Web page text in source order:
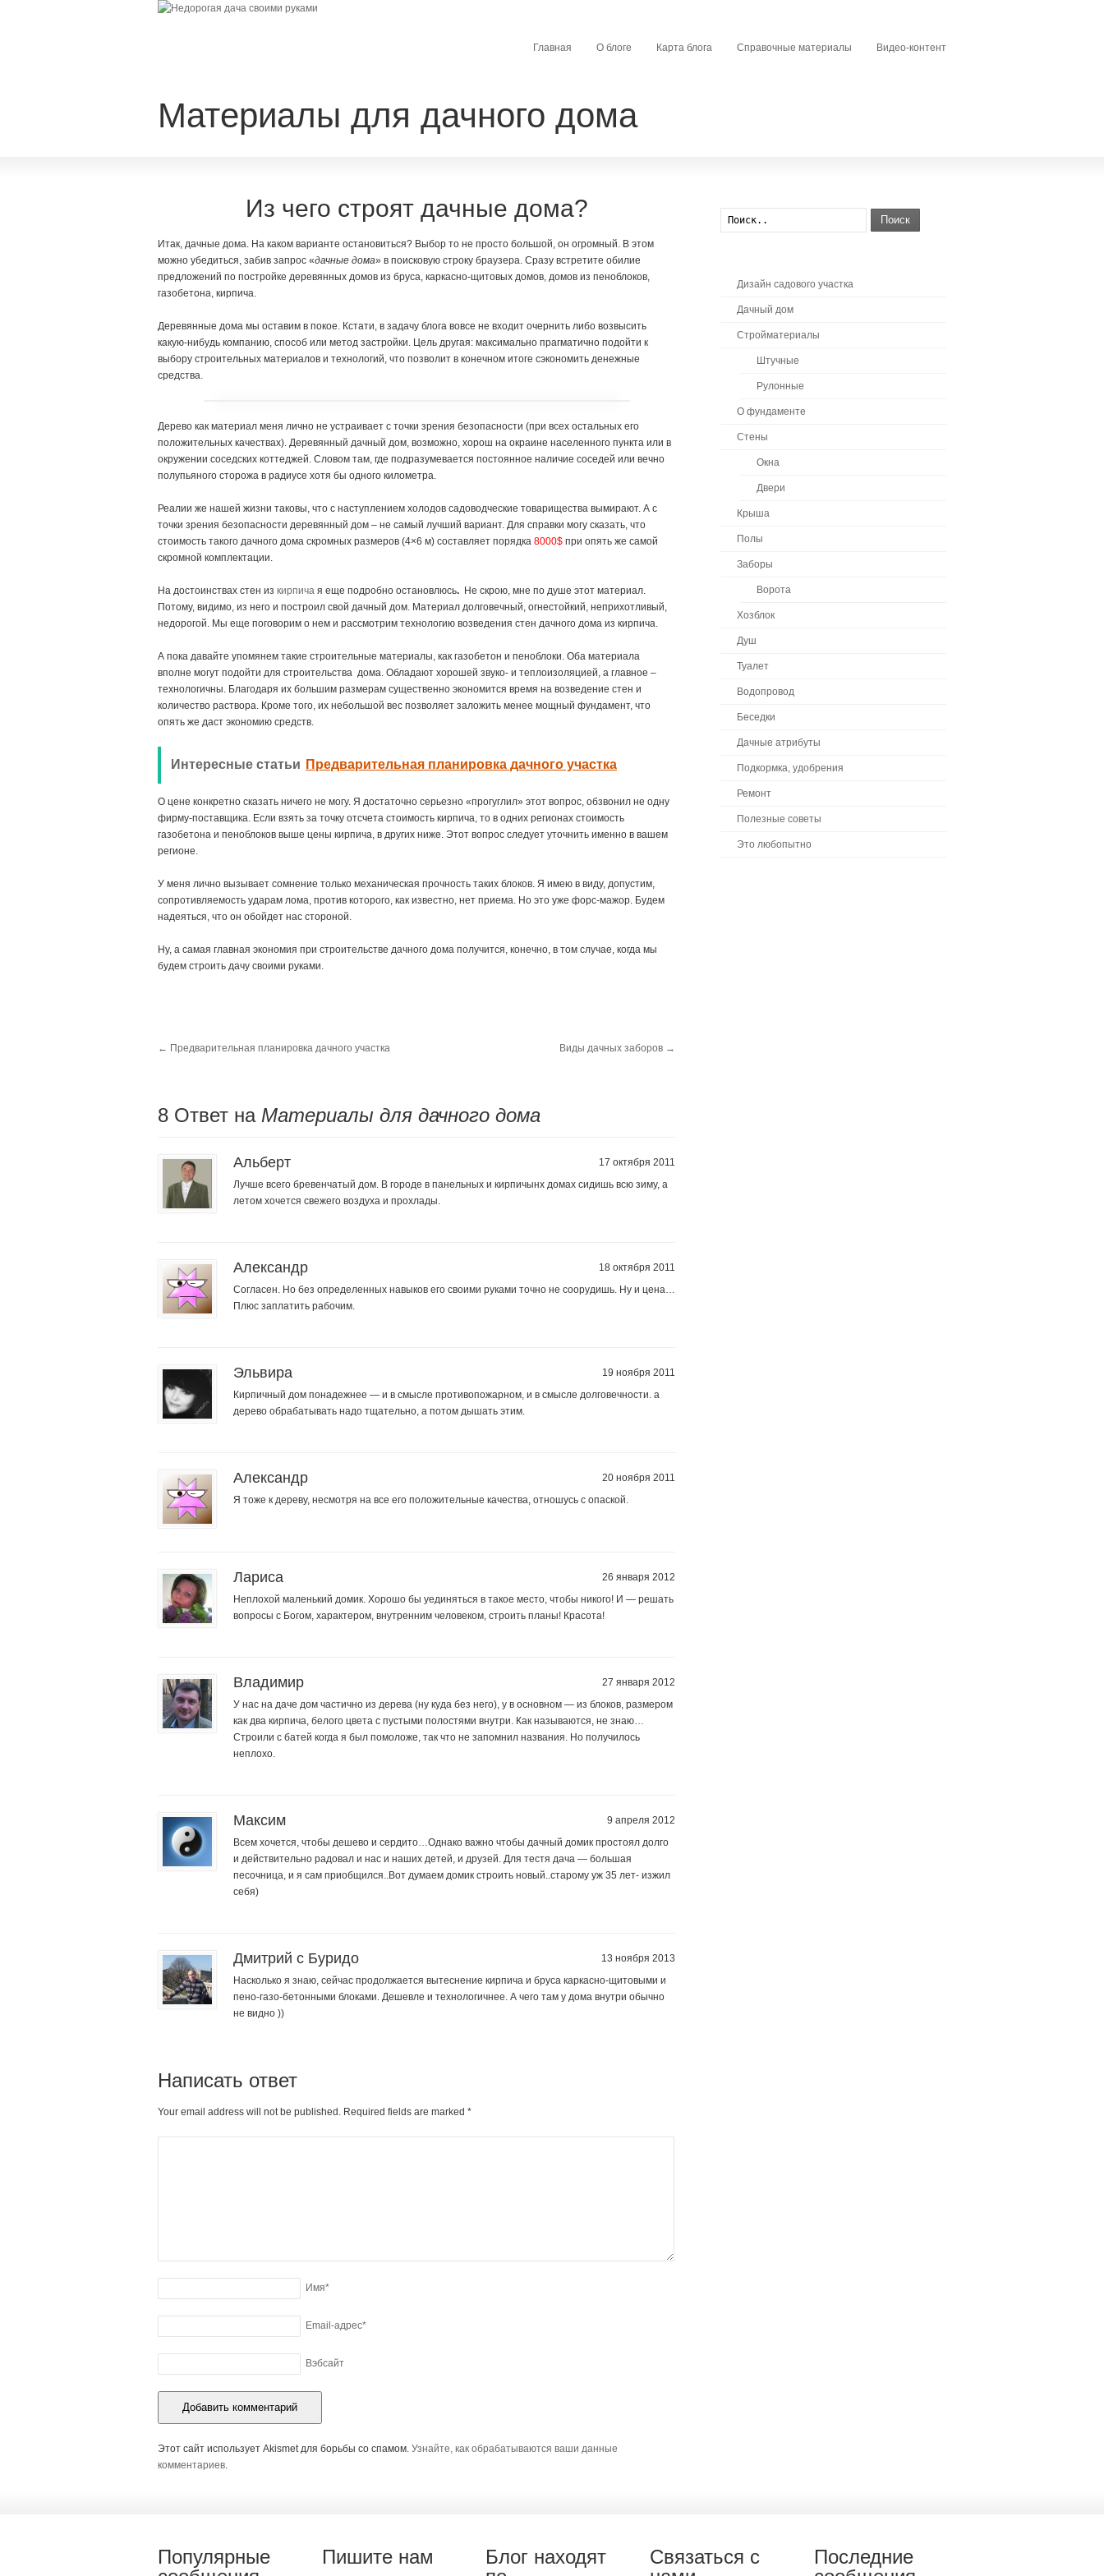
Главная О блоге Карта блога Справочные материалы Видео-контент
Материалы для дачного дома
Из чего строят дачные дома?
Итак, дачные дома. На каком варианте остановиться? Выбор то не просто большой, он огромный. В этом
можно убедиться, забив запрос «дачные дома» в поисковую строку браузера. Сразу встретите обилие
предложений по постройке деревянных домов из бруса, каркасно-щитовых домов, домов из пеноблоков,
газобетона, кирпича.
Деревянные дома мы оставим в покое. Кстати, в задачу блога вовсе не входит очернить либо возвысить
какую-нибудь компанию, способ или метод застройки. Цель другая: максимально прагматично подойти к
выбору строительных материалов и технологий, что позволит в конечном итоге сэкономить денежные
средства.
Дерево как материал меня лично не устраивает с точки зрения безопасности (при всех остальных его
положительных качествах). Деревянный дачный дом, возможно, хорош на окраине населенного пункта или в
окружении соседских коттеджей. Словом там, где подразумевается постоянное наличие соседей или вечно
полупьяного сторожа в радиусе хотя бы одного километра.
Реалии же нашей жизни таковы, что с наступлением холодов садоводческие товарищества вымирают. А с
точки зрения безопасности деревянный дом – не самый лучший вариант. Для справки могу сказать, что
стоимость такого дачного дома скромных размеров (4×6 м) составляет порядка 8000$ при опять же самой
скромной комплектации.
На достоинствах стен из кирпича я еще подробно остановлюсь. Не скрою, мне по душе этот материал.
Потому, видимо, из него и построил свой дачный дом. Материал долговечный, огнестойкий, неприхотливый,
недорогой. Мы еще поговорим о нем и рассмотрим технологию возведения стен дачного дома из кирпича.
А пока давайте упомянем такие строительные материалы, как газобетон и пеноблоки. Оба материала
вполне могут подойти для строительства дома. Обладают хорошей звуко- и теплоизоляцией, а главное –
технологичны. Благодаря их большим размерам существенно экономится время на возведение стен и
количество раствора. Кроме того, их небольшой вес позволяет заложить менее мощный фундамент, что
опять же даст экономию средств.
Интересные статьи Предварительная планировка дачного участка
О цене конкретно сказать ничего не могу. Я достаточно серьезно «прогуглил» этот вопрос, обзвонил не одну
фирму-поставщика. Если взять за точку отсчета стоимость кирпича, то в одних регионах стоимость
газобетона и пеноблоков выше цены кирпича, в других ниже. Этот вопрос следует уточнить именно в вашем
регионе.
У меня лично вызывает сомнение только механическая прочность таких блоков. Я имею в виду, допустим,
сопротивляемость ударам лома, против которого, как известно, нет приема. Но это уже форс-мажор. Будем
надеяться, что он обойдет нас стороной.
Ну, а самая главная экономия при строительстве дачного дома получится, конечно, в том случае, когда мы
будем строить дачу своими руками.
← Предварительная планировка дачного участка Виды дачных заборов →
8 Oтвет на Материалы для дачного дома
Альберт
17 октября 2011
Лучше всего бревенчатый дом. В городе в панельных и кирпичынх домах сидишь всю зиму, а
летом хочется свежего воздуха и прохлады.
Александр
18 октября 2011
Согласен. Но без определенных навыков его своими руками точно не соорудишь. Ну и цена…
Плюс заплатить рабочим.
Эльвира
19 ноября 2011
Кирпичный дом понадежнее — и в смысле противопожарном, и в смысле долговечности. а
дерево обрабатывать надо тщательно, а потом дышать этим.
Александр
20 ноября 2011
Я тоже к дереву, несмотря на все его положительные качества, отношусь с опаской.
Лариса
26 января 2012
Неплохой маленький домик. Хорошо бы уединяться в такое место, чтобы никого! И — решать
вопросы с Богом, характером, внутренним человеком, строить планы! Красота!
Владимир
27 января 2012
У нас на даче дом частично из дерева (ну куда без него), у в основном — из блоков, размером
как два кирпича, белого цвета с пустыми полостями внутри. Как называются, не знаю…
Строили с батей когда я был помоложе, так что не запомнил названия. Но получилось
неплохо.
Максим
9 апреля 2012
Всем хочется, чтобы дешево и сердито…Однако важно чтобы дачный домик простоял долго
и действительно радовал и нас и наших детей, и друзей. Для тестя дача — большая
песочница, и я сам приобщился..Вот думаем домик строить новый..старому уж 35 лет- изжил
себя)
Дмитрий с Буридо
13 ноября 2013
Насколько я знаю, сейчас продолжается вытеснение кирпича и бруса каркасно-щитовыми и
пено-газо-бетонными блоками. Дешевле и технологичнее. А чего там у дома внутри обычно
не видно ))
Написать ответ
Your email address will not be published. Required fields are marked *
Имя*
Email-адрес*
Вэбсайт
Этот сайт использует Akismet для борьбы со спамом. Узнайте, как обрабатываются ваши данные
комментариев
Поиск
Дизайн садового участка
Дачный дом
Стройматериалы
Штучные
Рулонные
О фундаменте
Стены
Окна
Двери
Крыша
Полы
Заборы
Ворота
Хозблок
Душ
Туалет
Водопровод
Беседки
Дачные атрибуты
Подкормка, удобрения
Ремонт
Полезные советы
Это любопытно
Популярные
Пишите нам
Блог находят
Связаться с
Последние